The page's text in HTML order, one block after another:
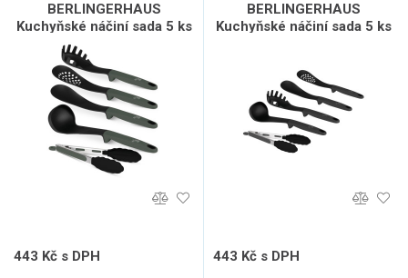
BERLINGERHAUS
Kuchyňské náčiní sada 5 ks
Matte Green Collection BH-
6341
443 Kč s DPH
BERLINGERHAUS
Kuchyňské náčiní sada 5 ks
443 Kč s DPH